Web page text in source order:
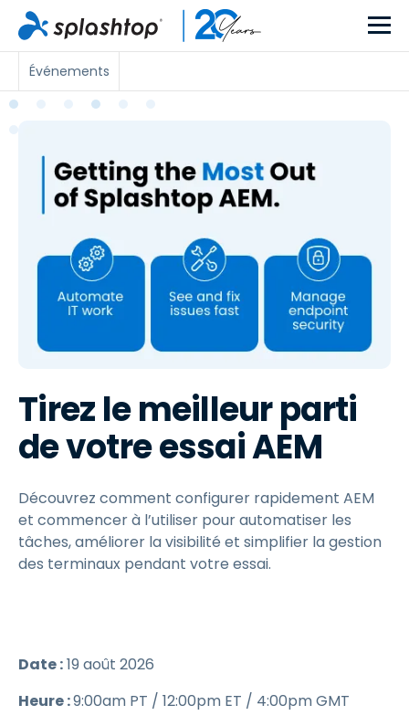
Événements
Tirez le meilleur parti
de votre essai AEM
Découvrez comment configurer rapidement AEM
et commencer à l’utiliser pour automatiser les
tâches, améliorer la visibilité et simplifier la gestion
des terminaux pendant votre essai.
Date :19 août 2026
Heure :9:00am PT / 12:00pm ET / 4:00pm GMT